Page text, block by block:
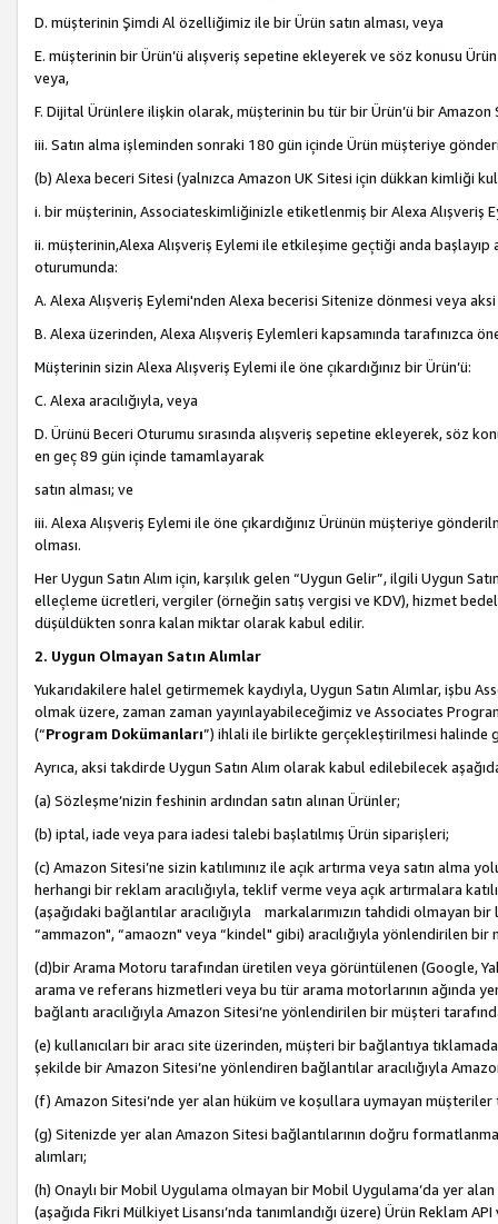
D. müşterinin Şimdi Al özelliğimiz ile bir Ürün satın alması, veya
E. müşterinin bir Ürün’ü alışveriş sepetine ekleyerek ve söz konusu
veya,
F. Dijital Ürünlere ilişkin olarak, müşterinin bu tür bir Ürün’ü bir Amazon
iii. Satın alma işleminden sonraki 180 gün içinde Ürün müşteriye
(b) Alexa beceri Sitesi (yalnızca Amazon UK Sitesi için dükkan kimliği
i. bir müşterinin, Associateskimliğinizle etiketlenmiş bir Alexa Alışveriş
ii. müşterinin,Alexa Alışveriş Eylemi ile etkileşime geçtiği anda
oturumunda:
A. Alexa Alışveriş Eylemi'nden Alexa becerisi Sitenize dönmesi veya
B. Alexa üzerinden, Alexa Alışveriş Eylemleri kapsamında tarafınızca
Müşterinin sizin Alexa Alışveriş Eylemi ile öne çıkardığınız bir Ürün’ü:
C. Alexa aracılığıyla, veya
D. Ürünü Beceri Oturumu sırasında alışveriş sepetine ekleyerek, söz
en geç 89 gün içinde tamamlayarak
satın alması; ve
iii. Alexa Alışveriş Eylemi ile öne çıkardığınız Ürünün müşteriye
olması.
Her Uygun Satın Alım için, karşılık gelen “Uygun Gelir”, ilgili Uygun
elleçleme ücretleri, vergiler (örneğin satış vergisi ve KDV), hizmet
düşüldükten sonra kalan miktar olarak kabul edilir.
2. Uygun Olmayan Satın Alımlar
Yukarıdakilere halel getirmemek kaydıyla, Uygun Satın Alımlar, işbu
olmak üzere, zaman zaman yayınlayabileceğimiz ve Associates
(“Program Dokümanları”) ihlali ile birlikte gerçekleştirilmesi halinde
Ayrıca, aksi takdirde Uygun Satın Alım olarak kabul edilebilecek
(a) Sözleşme’nizin feshinin ardından satın alınan Ürünler;
(b) iptal, iade veya para iadesi talebi başlatılmış Ürün siparişleri;
(c) Amazon Sitesi’ne sizin katılımınız ile açık artırma veya satın alma
herhangi bir reklam aracılığıyla, teklif verme veya açık artırmalara
(aşağıdaki bağlantılar aracılığıyla markalarımızın tahdidi olmayan
“ammazon", “amaozn" veya “kindel" gibi) aracılığıyla yönlendirilen
(d)bir Arama Motoru tarafından üretilen veya görüntülenen (Google,
arama ve referans hizmetleri veya bu tür arama motorlarının ağında
bağlantı aracılığıyla Amazon Sitesi’ne yönlendirilen bir müşteri
(e) kullanıcıları bir aracı site üzerinden, müşteri bir bağlantıya
şekilde bir Amazon Sitesi’ne yönlendiren bağlantılar aracılığıyla
(f) Amazon Sitesi’nde yer alan hüküm ve koşullara uymayan müşteriler
(g) Sitenizde yer alan Amazon Sitesi bağlantılarının doğru
alımları;
(h) Onaylı bir Mobil Uygulama olmayan bir Mobil Uygulama’da yer
(aşağıda Fikri Mülkiyet Lisansı’nda tanımlandığı üzere) Ürün Reklam